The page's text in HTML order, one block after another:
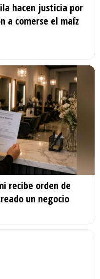
hacen justicia por
a comerse el maíz
recibe orden de
un negocio